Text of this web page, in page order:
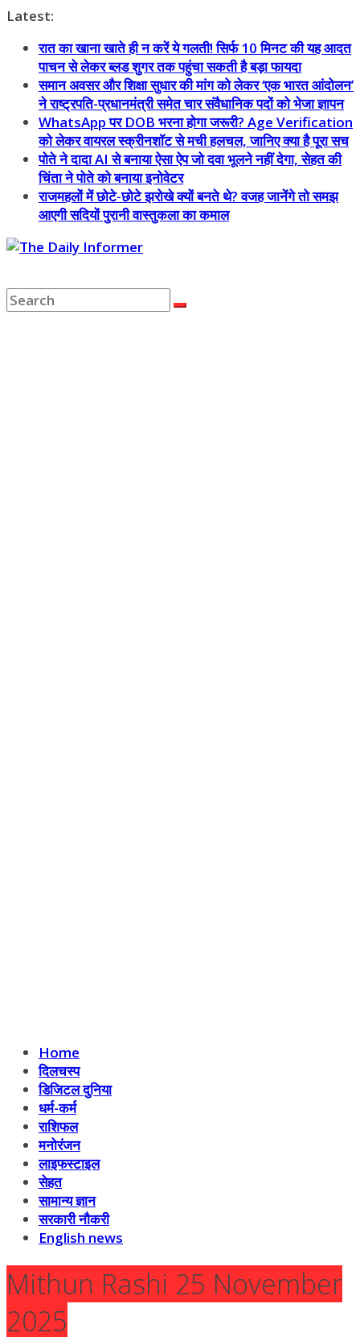
Skip
content
Latest:
रात का खाना खाते ही न करें ये गलती! सिर्फ 10 मिनट की यह आदत
पाचन से लेकर ब्लड शुगर तक पहुंचा सकती है बड़ा फायदा
समान अवसर और शिक्षा सुधार की मांग को लेकर ‘एक भारत आंदोलन’
ने राष्ट्रपति-प्रधानमंत्री समेत चार संवैधानिक पदों को भेजा ज्ञापन
WhatsApp पर DOB भरना होगा जरूरी? Age Verification
को लेकर वायरल स्क्रीनशॉट से मची हलचल, जानिए क्या है पूरा सच
पोते ने दादा AI से बनाया ऐसा ऐप जो दवा भूलने नहीं देगा, सेहत की
चिंता ने पोते को बनाया इनोवेटर
राजमहलों में छोटे-छोटे झरोखे क्यों बनते थे? वजह जानेंगे तो समझ
आएगी सदियों पुरानी वास्तुकला का कमाल
Home
दिलचस्प
डिजिटल दुनिया
धर्म-कर्म
राशिफल
मनोरंजन
लाइफस्टाइल
सेहत
सामान्य ज्ञान
सरकारी नौकरी
English news
Mithun Rashi 25 November
2025